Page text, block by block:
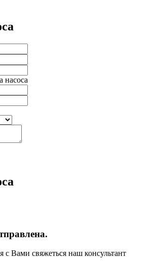
насоса
Вами свяжеться наш консультант